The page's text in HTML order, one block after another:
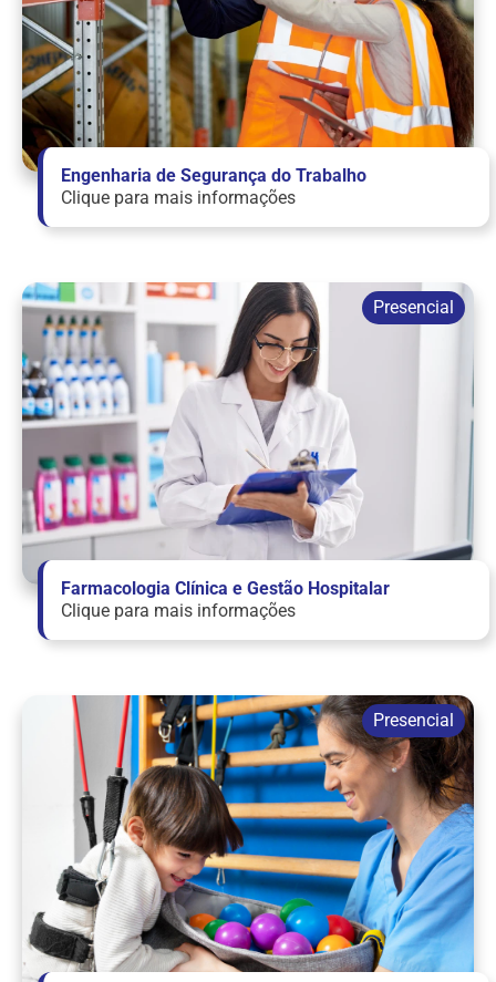
Engenharia de Segurança do Trabalho
Clique para mais informações
Farmacologia Clínica e Gestão Hospitalar
Clique para mais informações